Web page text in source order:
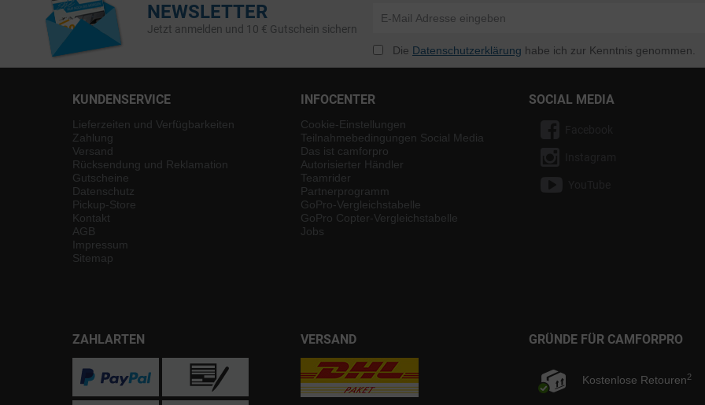
NEWSLETTER
Jetzt anmelden und 10 € Gutschein sichern
Die Datenschutzerklärung habe ich zur Kenntnis genommen.
KUNDENSERVICE
Lieferzeiten und Verfügbarkeiten
Zahlung
Versand
Rücksendung und Reklamation
Gutscheine
Datenschutz
Pickup-Store
Kontakt
AGB
Impressum
Sitemap
INFOCENTER
Cookie-Einstellungen
Teilnahmebedingungen Social Media
Das ist camforpro
Autorisierter Händler
Teamrider
Partnerprogramm
GoPro-Vergleichstabelle
GoPro Copter-Vergleichstabelle
Jobs
SOCIAL MEDIA
ZAHLARTEN VERSAND GRÜNDE FÜR CAMFORPRO
Kostenlose Retouren2